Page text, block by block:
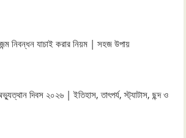
নিবন্ধন যাচাই করার নিয়ম | সহজ উপায়
দিবস ২০২৬ | ইতিহাস, তাৎপর্য, স্ট্যাটাস, ছন্দ ও